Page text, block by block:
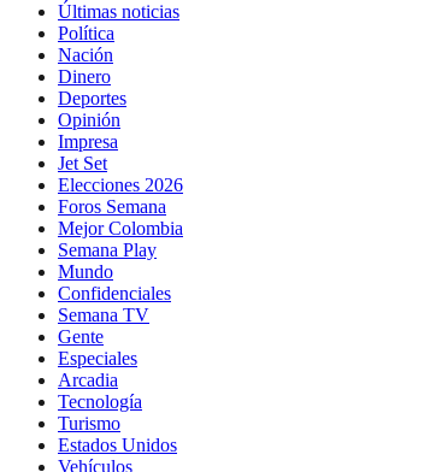
Últimas noticias
Política
Nación
Dinero
Deportes
Opinión
Impresa
Jet Set
Elecciones 2026
Foros Semana
Mejor Colombia
Semana Play
Mundo
Confidenciales
Semana TV
Gente
Especiales
Arcadia
Tecnología
Turismo
Estados Unidos
Vehículos